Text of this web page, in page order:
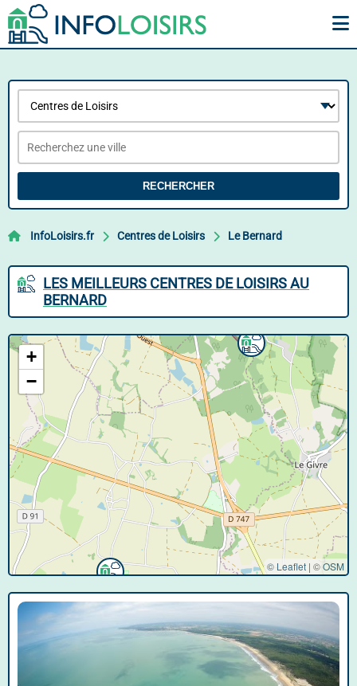
RECHERCHER
InfoLoisirs.fr Centres de Loisirs Le Bernard
LES MEILLEURS CENTRES DE LOISIRS AU
BERNARD
+
−
© Leaflet | ©OSM